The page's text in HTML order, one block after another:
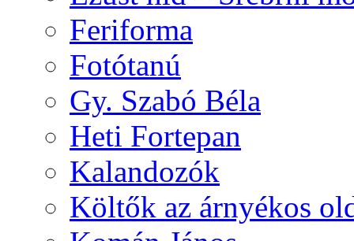
Feriforma
Fotótanú
Gy. Szabó Béla
Heti Fortepan
Kalandozók
Költők az árnyékos